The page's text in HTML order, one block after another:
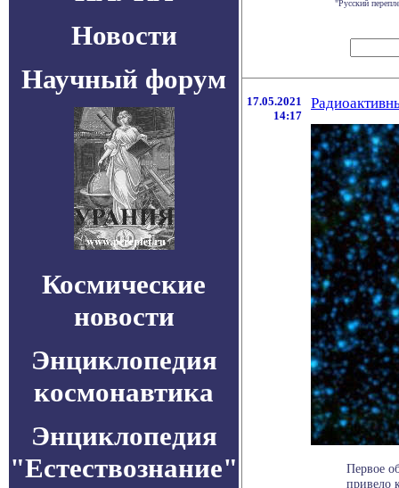
Новости
Научный форум
Космические
новости
Энциклопедия
космонавтика
Энциклопедия
"Естествознание"
"Русский
17.05.2021
14:17
Первое
привело